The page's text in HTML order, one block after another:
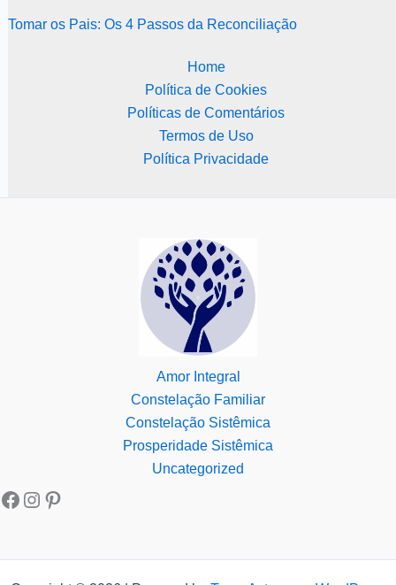
Tomar os Pais: Os 4 Passos da Reconciliação
Home
Política de Cookies
Políticas de Comentários
Termos de Uso
Política Privacidade
Amor Integral
Constelação Familiar
Constelação Sistêmica
Prosperidade Sistêmica
Uncategorized